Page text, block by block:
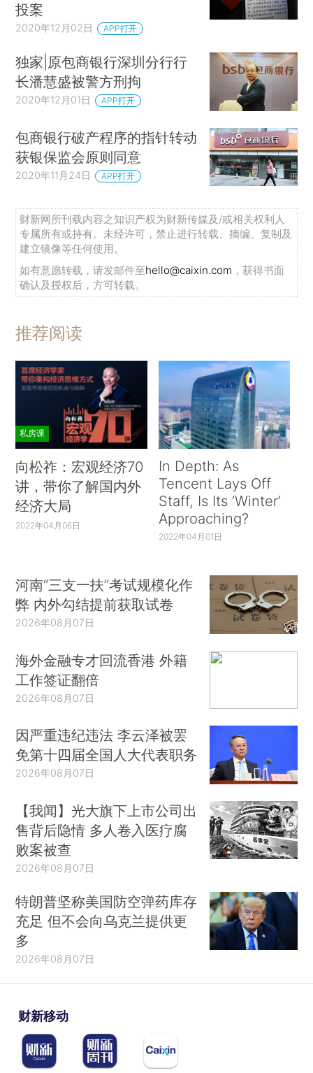
投案
2020年12月02日 APP打开
独家|原包商银行深圳分行行
长潘慧盛被警方刑拘
2020年12月01日 APP打开
包商银行破产程序的指针转动
获银保监会原则同意
2020年11月24日 APP打开
财新网所刊载内容之知识产权为财新传媒及/或相关权利人
专属所有或持有。未经许可，禁止进行转载、摘编、复制及
建立镜像等任何使用。
如有意愿转载，请发邮件至hello@caixin.com ，获得书面
确认及授权后，方可转载。
推荐阅读
私房课
向松祚：宏观经济70
讲，带你了解国内外
经济大局
2022年04月06日
In Depth: As
Tencent Lays Off
Staff, Is Its ‘Winter’
Approaching?
2022年04月01日
河南“三支一扶”考试规模化作
弊 内外勾结提前获取试卷
2026年08月07日
海外金融专才回流香港 外籍
工作签证翻倍
2026年08月07日
因严重违纪违法 李云泽被罢
免第十四届全国人大代表职务
2026年08月07日
【我闻】光大旗下上市公司出
售背后隐情 多人卷入医疗腐
败案被查
2026年08月07日
特朗普坚称美国防空弹药库存
充足 但不会向乌克兰提供更
多
2026年08月07日
财新移动